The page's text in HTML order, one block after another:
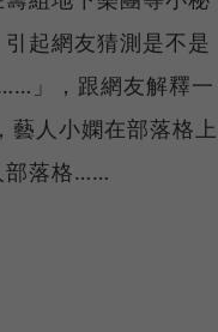
起網友猜測是不是
」，跟網友解釋一
藝人小嫻在部落格上
部落格……